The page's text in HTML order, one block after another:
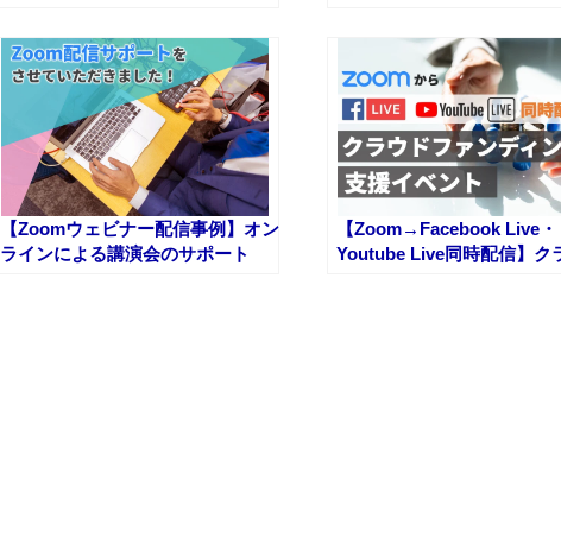
【Zoomウェビナー配信事例】オン
ラインによる講演会のサポート
【Zoom→Facebook Live・
Youtube Live同時配信】ク